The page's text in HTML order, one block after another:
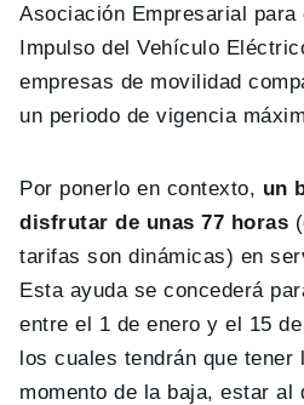
Asociación Empresarial para
Impulso del Vehículo
empresas de movilidad
un periodo de vigencia
Por ponerlo en contexto, un
disfrutar de unas 77 horas
tarifas son dinámicas) en
Esta ayuda se concederá
entre el 1 de enero y el 15
los cuales tendrán que tener
momento de la baja, estar al